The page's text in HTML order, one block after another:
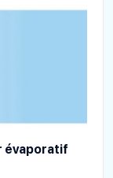
évaporatif